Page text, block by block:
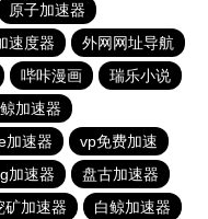
原子加速器
速度器
外网网址导航
哔咔漫画
瑞乐小说
加速器
加速器
vp免费加速
加速器
盘古加速器
矿加速器
白鲸加速器